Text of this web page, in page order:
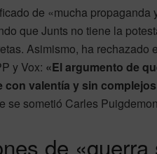
de «mucha
que Junts no tiene la
Asimismo, ha
y Vox: «El argumento de
con valentía y sin
se sometió Carles
de